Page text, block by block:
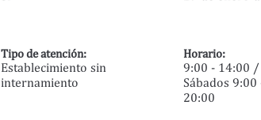
Tipo de atención:
Establecimiento sin
internamiento
Horario:
9:00 - 14:00
Sábados
20:00